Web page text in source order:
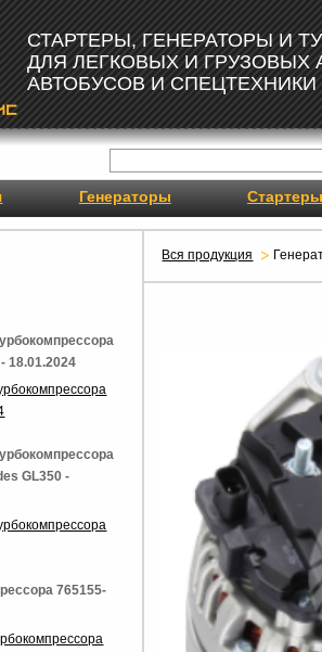
СТАРТЕРЫ, ГЕНЕРАТОРЫ И
ДЛЯ ЛЕГКОВЫХ И ГРУЗОВЫХ
АВТОБУСОВ И СПЕЦТЕХНИКИ
Генераторы Стартеры
Вся продукция
18.01.2024
GL350 -
765155-